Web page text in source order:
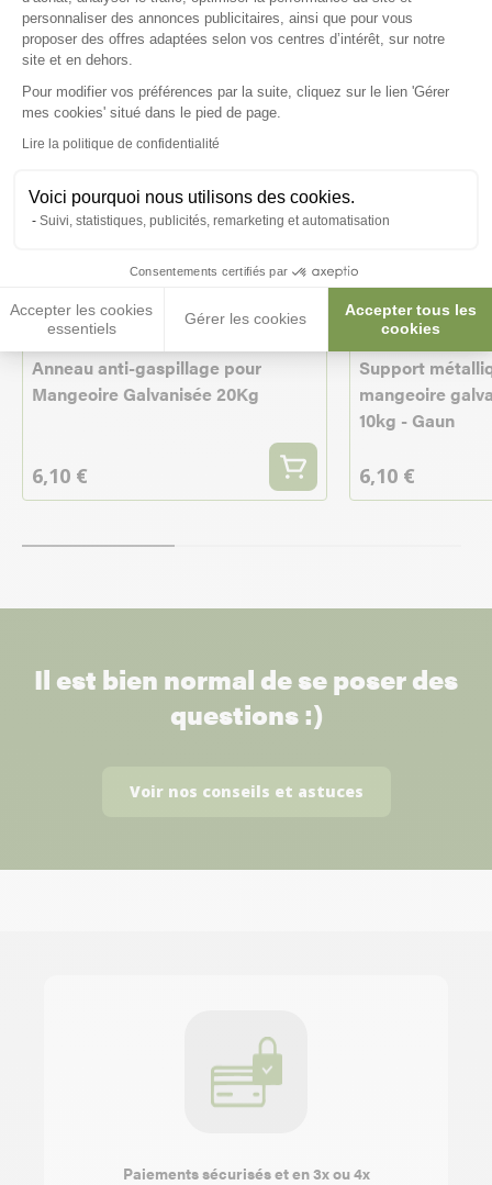
personnaliser des annonces publicitaires, ainsi que pour vous
proposer des offres adaptées selon vos centres d’intérêt, sur notre
site et en dehors.
Pour modifier vos préférences par la suite, cliquez sur le lien 'Gérer
mes cookies' situé dans le pied de page.
Lire la politique de confidentialité
Voici pourquoi nous utilisons des cookies.
Suivi, statistiques, publicités, remarketing et automatisation
Consentements certifiés par
Accepter les cookies
essentiels
Gérer les cookies
Accepter tous les
cookies
Axeptio consent
Anneau anti-gaspillage pour
Mangeoire Galvanisée 20Kg
6,10 €
Support
mangeoire
10kg - Gaun
6,10 €
Il est bien normal de se poser des
questions :)
Voir nos conseils et astuces
Paiements sécurisés et en 3x ou 4x